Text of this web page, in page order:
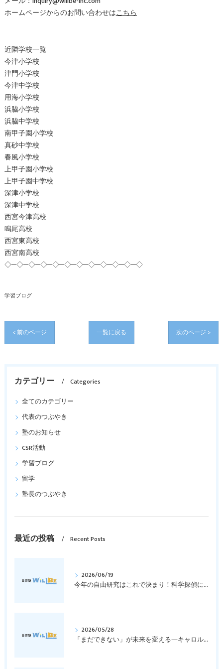
ホームページからのお問い合わせはこちら
近隣学校一覧
今津小学校
津門小学校
今津中学校
用海小学校
浜脇小学校
浜脇中学校
南甲子園小学校
真砂中学校
春風小学校
上甲子園小学校
上甲子園中学校
深津小学校
深津中学校
西宮今津高校
鳴尾高校
西宮東高校
西宮南高校
◇─◇─◇─◇─◇─◇─◇─◇─◇─◇─◇─◇
学習ブログ
< 前のページ 一覧に戻る 次のページ >
カテゴリー
Categories
全てのカテゴリー
代表のつぶやき
塾のお知らせ
CSR活動
学習ブログ
留学
塾長のつぶやき
最近の投稿 Recent Posts
2026/06/19
今年の自由研究はこれで決まり！科学探偵になって指紋の謎を解き明かそう！｜元中学高校教員で私立学校の放課後校内塾を経営する西宮・今津の習いごと教室＆自習塾WillBe
2026/05/28
「まだできない」が未来を変える―キャロル・ドゥエックの成長マインドセットとは？｜元中学高校教員で私立学校の放課後校内塾を経営する西宮・今津の習いごと教室＆自習塾WillBe